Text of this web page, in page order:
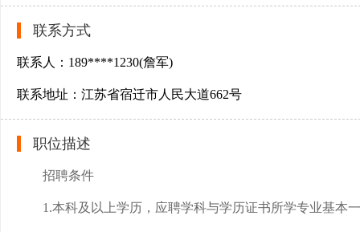
联系方式
联系人：189****1230(詹军)
联系地址：江苏省宿迁市人民大道662号
职位描述
招聘条件
1.本科及以上学历，应聘学科与学历证书所学专业基本